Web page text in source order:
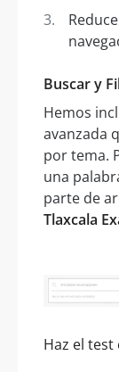
Buscar y
Hemos
avanzada
por tema.
una
parte de
Tlaxcala
Haz el test